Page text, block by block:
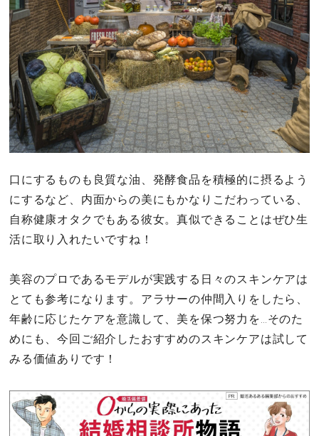
口にするものも良質な油、発酵食品を積極的に摂るよう
にするなど、内面からの美にもかなりこだわっている、
自称健康オタクでもある彼女。真似できることはぜひ生
活に取り入れたいですね！
美容のプロであるモデルが実践する日々のスキンケアは
とても参考になります。アラサーの仲間入りをしたら、
年齢に応じたケアを意識して、美を保つ努力を…そのた
めにも、今回ご紹介したおすすめのスキンケアは試して
みる価値ありです！